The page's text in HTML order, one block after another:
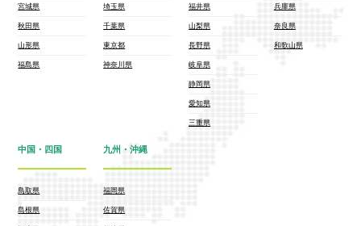
宮城県
秋田県
山形県
福島県
埼玉県
千葉県
東京都
神奈川県
福井県
山梨県
長野県
岐阜県
静岡県
愛知県
三重県
兵庫県
奈良県
和歌山県
中国・四国
鳥取県
島根県
九州・沖縄
福岡県
佐賀県